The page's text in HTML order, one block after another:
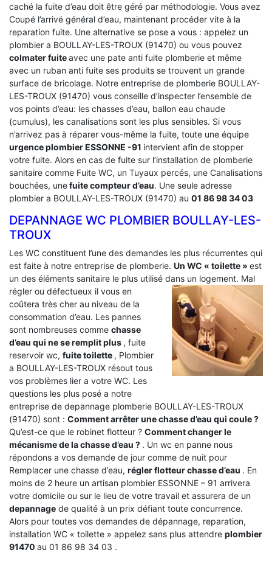
caché la fuite d’eau doit être géré par méthodologie. Vous avez
Coupé l’arrivé général d’eau, maintenant procéder vite à la
reparation fuite. Une alternative se pose a vous : appelez un
plombier a BOULLAY-LES-TROUX (91470) ou vous pouvez
colmater fuiteavec une pate anti fuite plomberie et même
avec un ruban anti fuite ses produits se trouvent un grande
surface de bricolage. Notre entreprise de plomberie BOULLAY-
LES-TROUX (91470) vous conseille d’inspecter l’ensemble de
vos points d’eau: les chasses d’eau, ballon eau chaude
(cumulus), les canalisations sont les plus sensibles. Si vous
n’arrivez pas à réparer vous-même la fuite, toute une équipe
urgence plombier ESSONNE -91 intervient afin de stopper
votre fuite. Alors en cas de fuite sur l’installation de plomberie
sanitaire comme Fuite WC, un Tuyaux percés, une Canalisations
bouchées, unefuite compteur d’eau. Une seule adresse
plombier a BOULLAY-LES-TROUX (91470) au 01 86 98 34 03
DEPANNAGE WC PLOMBIER BOULLAY-LES-
TROUX
Les WC constituent l’une des demandes les plus récurrentes qui
est faite à notre entreprise de plomberie. Un WC « toilette » est
un des éléments sanitaire le plus utilisé dans un logement. Mal
régler ou défectueux il vous en
coûtera très cher au niveau de la
consommation d’eau. Les pannes
sont nombreuses comme chasse
d’eau qui ne se remplit plus , fuite
reservoir wc, fuite toilette , Plombier
a BOULLAY-LES-TROUX résout tous
vos problèmes lier a votre WC. Les
questions les plus posé a notre
entreprise de depannage plomberie BOULLAY-LES-TROUX
(91470) sont : Comment arrêter une chasse d’eau qui coule ?
Qu’est-ce que le robinet flotteur ? Comment changer le
mécanisme de la chasse d’eau ? . Un wc en panne nous
répondons a vos demande de jour comme de nuit pour
Remplacer une chasse d’eau, régler flotteur chasse d’eau . En
moins de 2 heure un artisan plombier ESSONNE – 91 arrivera
votre domicile ou sur le lieu de votre travail et assurera de un
depannage de qualité à un prix défiant toute concurrence.
Alors pour toutes vos demandes de dépannage, reparation,
installation WC « toilette » appelez sans plus attendre plombier
91470 au 01 86 98 34 03 .